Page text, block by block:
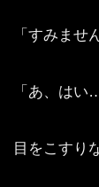
「すみませ
「あ、は
目をこすり